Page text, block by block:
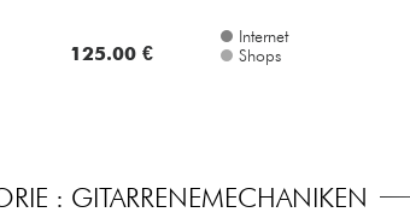
125.00 €
Internet
Shops
: GITARRENEMECHANIKEN